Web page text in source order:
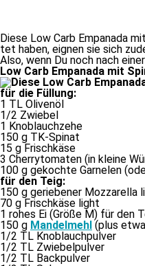
Diese Low Carb Empanada
tet ha­ben, eig­nen sie sich
Also, wenn Du noch nach
Low Carb Empanada mit
für die Füllung:
1 TL Olivenöl
1/​2 Zwiebel
1 Knoblauchzehe
150 g TK-Spinat
15 g Frischkäse
3 Cherrytomaten (in klei­ne
100 g ge­koch­te Garnelen
für den Teig:
150 g ge­rie­be­ner Mozzarella
70 g Frischkäse light
1 ro­hes Ei (Größe M) für den
150 g Mandelmehl(plus
1/​2 TL Knoblauchpulver
1/​2 TL Zwiebelpulver
1/​2 TL Backpulver